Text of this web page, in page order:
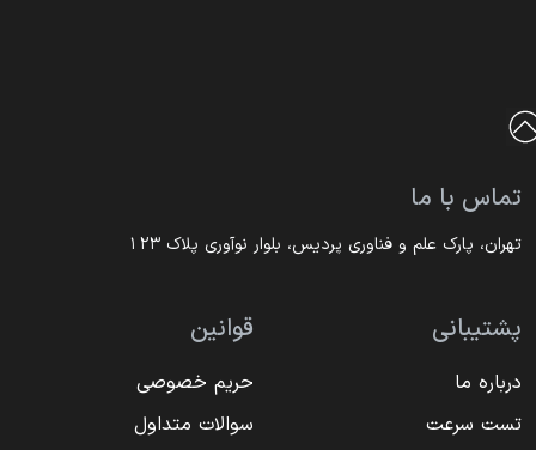
تماس با ما
تهران، پارک علم و فناوری پردیس، بلوار نوآوری پلاک ۱۲۳
پشتیبانی
درباره ما
تست سرعت
قوانین
حریم خصوصی
سوالات متداول